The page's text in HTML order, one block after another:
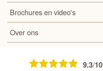
Brochures en video's
Over ons
9.3/10